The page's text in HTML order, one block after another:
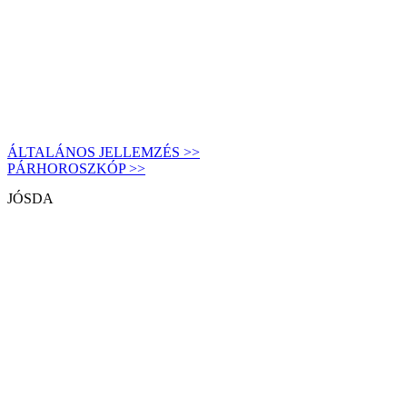
ÁLTALÁNOS JELLEMZÉS >>
PÁRHOROSZKÓP >>
JÓSDA